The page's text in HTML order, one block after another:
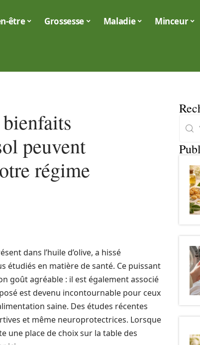
être Grossesse Maladie Minceur
peuvent
régime
dans l’huile d’olive, a hissé
étudiés en matière de santé. Ce puissant
goût agréable : il est également associé
est devenu incontournable pour ceux
saine. Des études récentes
et même neuroprotectrices. Lorsque
une place de choix sur la table des